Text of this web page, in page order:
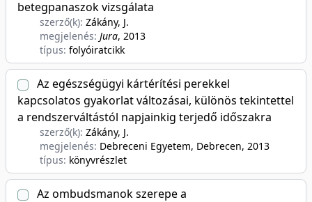
betegpanaszok vizsgálata
szerző(k): Zákány, J.
megjelenés: Jura, 2013
típus: folyóiratcikk
Az egészségügyi kártérítési perekkel
kapcsolatos gyakorlat változásai, különös tekintettel
a rendszerváltástól napjainkig terjedő időszakra
szerző(k): Zákány, J.
megjelenés: Debreceni Egyetem, Debrecen, 2013
típus: könyvrészlet
Az ombudsmanok szerepe a